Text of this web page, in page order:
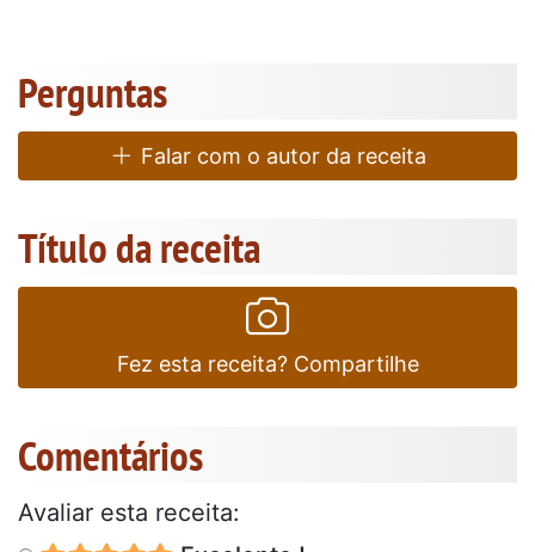
Perguntas
Falar com o autor da receita
Título da receita
Fez esta receita? Compartilhe
Comentários
Avaliar esta receita: